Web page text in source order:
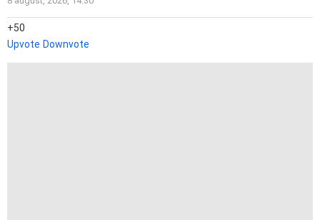
50
Upvote Downvote